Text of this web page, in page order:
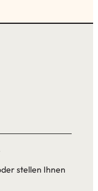
stellen Ihnen